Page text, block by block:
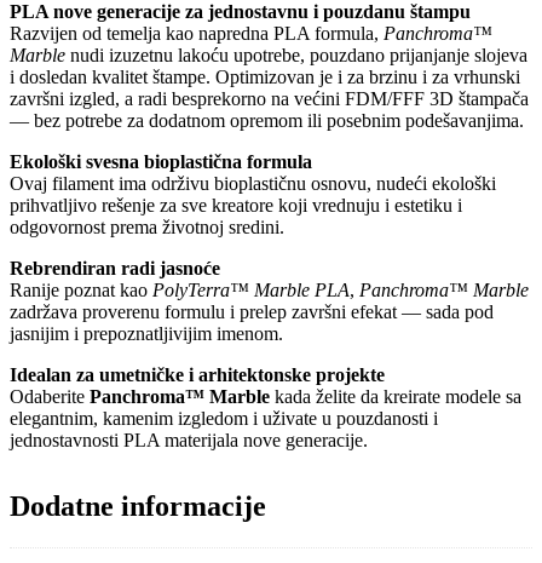
PLA nove generacije za jednostavnu i pouzdanu štampu
Razvijen od temelja kao napredna PLA formula, Panchroma™
Marble nudi izuzetnu lakoću upotrebe, pouzdano prijanjanje slojeva
i dosledan kvalitet štampe. Optimizovan je i za brzinu i za vrhunski
završni izgled, a radi besprekorno na većini FDM/FFF 3D štampača
— bez potrebe za dodatnom opremom ili posebnim podešavanjima.
Ekološki svesna bioplastična formula
Ovaj filament ima održivu bioplastičnu osnovu, nudeći ekološki
prihvatljivo rešenje za sve kreatore koji vrednuju i estetiku i
odgovornost prema životnoj sredini.
Rebrendiran radi jasnoće
Ranije poznat kao PolyTerra™ Marble PLA, Panchroma™ Marble
zadržava proverenu formulu i prelep završni efekat — sada pod
jasnijim i prepoznatljivijim imenom.
Idealan za umetničke i arhitektonske projekte
Odaberite Panchroma™ Marble kada želite da kreirate modele sa
elegantnim, kamenim izgledom i uživate u pouzdanosti i
jednostavnosti PLA materijala nove generacije.
Dodatne informacije